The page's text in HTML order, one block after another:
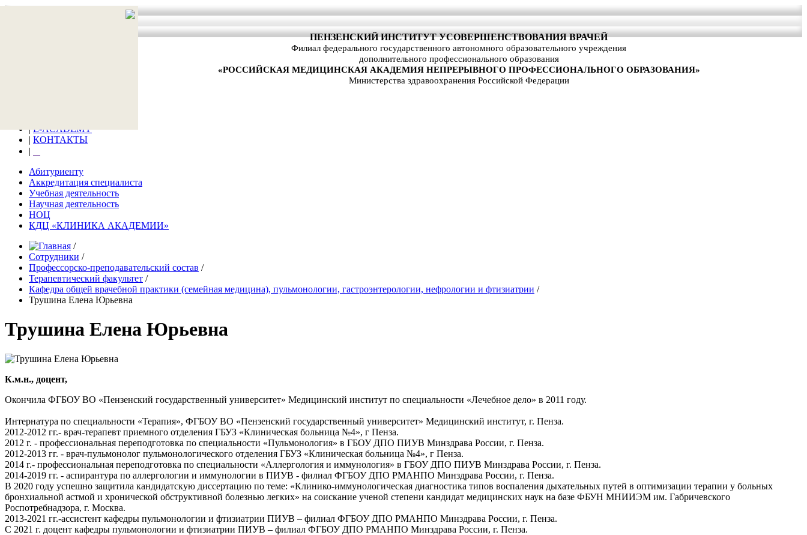
ПЕНЗЕНСКИЙ ИНСТИТУТ УСОВЕРШЕНСТВОВАНИЯ ВРАЧЕЙ
Филиал федерального государственного автономного образовательного учреждения
дополнительного профессионального образования
«РОССИЙСКАЯ МЕДИЦИНСКАЯ АКАДЕМИЯ НЕПРЕРЫВНОГО ПРОФЕССИОНАЛЬНОГО ОБРАЗОВАНИЯ»
Министерства здравоохранения Российской Федерации
|E-ACADEMY
| КОНТАКТЫ
|
Абитуриенту
Аккредитация специалиста
Учебная деятельность
Научная деятельность
НОЦ
КДЦ «КЛИНИКА АКАДЕМИИ»
/
Сотрудники /
Профессорско-преподавательский состав /
Терапевтический факультет /
Кафедра общей врачебной практики (семейная медицина), пульмонологии, гастроэнтерологии, нефрологии и фтизиатрии /
Трушина Елена Юрьевна
Трушина Елена Юрьевна
К.м.н., доцент,
Окончила ФГБОУ ВО «Пензенский государственный университет» Медицинский институт по специальности «Лечебное дело» в 2011 году.
Интернатура по специальности «Терапия», ФГБОУ ВО «Пензенский государственный университет» Медицинский институт, г. Пенза.
2012-2012 гг.- врач-терапевт приемного отделения ГБУЗ «Клиническая больница №4», г Пенза.
2012 г. - профессиональная переподготовка по специальности «Пульмонология» в ГБОУ ДПО ПИУВ Минздрава России, г. Пенза.
2012-2013 гг. - врач-пульмонолог пульмонологического отделения ГБУЗ «Клиническая больница №4», г Пенза.
2014 г.- профессиональная переподготовка по специальности «Аллергология и иммунология» в ГБОУ ДПО ПИУВ Минздрава России, г. Пенза.
2014-2019 гг. - аспирантура по аллергологии и иммунологии в ПИУВ - филиал ФГБОУ ДПО РМАНПО Минздрава России, г. Пенза.
В 2020 году успешно защитила кандидатскую диссертацию по теме: «Клинико-иммунологическая диагностика типов воспаления дыхательных путей в оптимизации терапии у больных
бронхиальной астмой и хронической обструктивной болезнью легких» на соискание ученой степени кандидат медицинских наук на базе ФБУН МНИИЭМ им. Габричевского
Роспотребнадзора, г. Москва.
2013-2021 гг.-ассистент кафедры пульмонологии и фтизиатрии ПИУВ – филиал ФГБОУ ДПО РМАНПО Минздрава России, г. Пенза.
С 2021 г. доцент кафедры пульмонологии и фтизиатрии ПИУВ – филиал ФГБОУ ДПО РМАНПО Минздрава России, г. Пенза.